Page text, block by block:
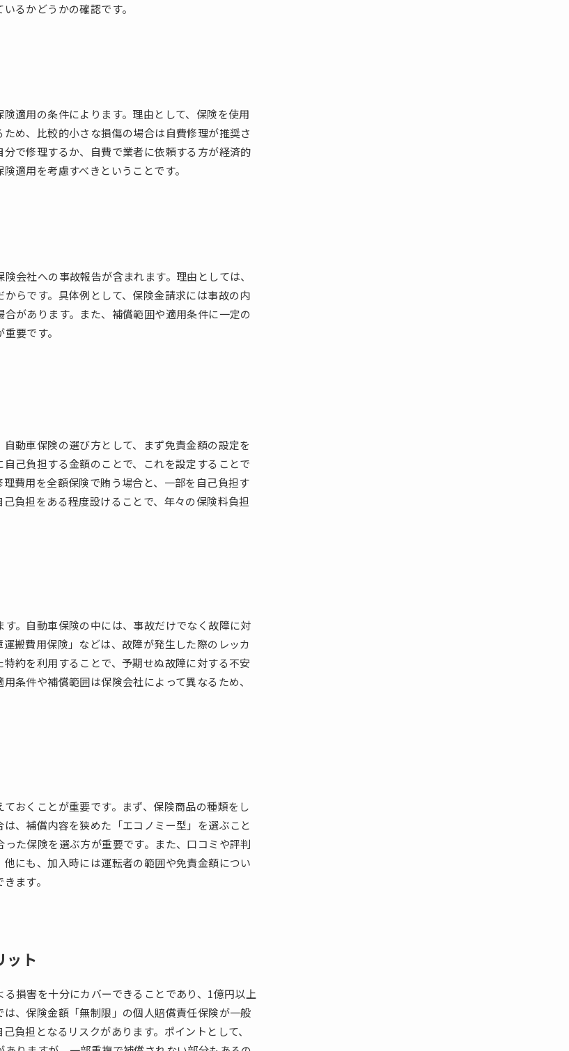
るかどうかの確認です。
適用の条件によります。理由として、保険を使用
め、比較的小さな損傷の場合は自費修理が推奨さ
で修理するか、自費で業者に依頼する方が経済的
適用を考慮すべきということです。
会社への事故報告が含まれます。理由としては、
らです。具体例として、保険金請求には事故の内
があります。また、補償範囲や適用条件に一定の
要です。
動車保険の選び方として、まず免責金額の設定を
己負担する金額のことで、これを設定することで
費用を全額保険で賄う場合と、一部を自己負担す
負担をある程度設けることで、年々の保険料負担
。自動車保険の中には、事故だけでなく故障に対
搬費用保険」などは、故障が発生した際のレッカ
約を利用することで、予期せぬ故障に対する不安
条件や補償範囲は保険会社によって異なるため、
おくことが重要です。まず、保険商品の種類をし
、補償内容を狭めた「エコノミー型」を選ぶこと
た保険を選ぶ方が重要です。また、口コミや評判
にも、加入時には運転者の範囲や免責金額につい
ます。
ット
損害を十分にカバーできることであり、1億円以上
、保険金額「無制限」の個人賠償責任保険が一般
負担となるリスクがあります。ポイントとして、